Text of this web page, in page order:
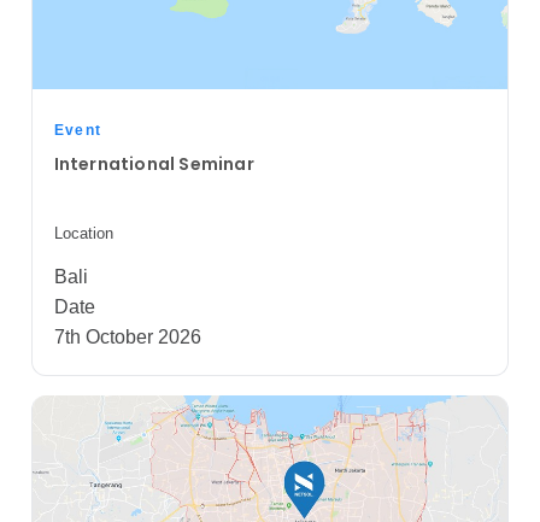
Event
International Seminar
Location
Bali
Date
7th October 2026